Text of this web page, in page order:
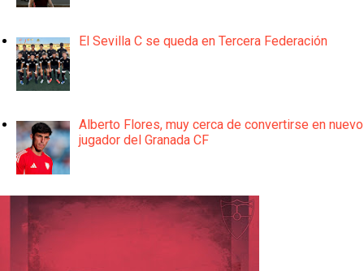
El Sevilla C se queda en Tercera Federación
Alberto Flores, muy cerca de convertirse en nuevo
jugador del Granada CF